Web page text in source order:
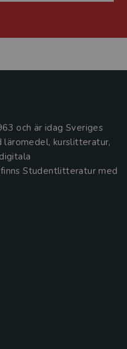
och är idag Sveriges
kurslitteratur,
Studentlitteratur med